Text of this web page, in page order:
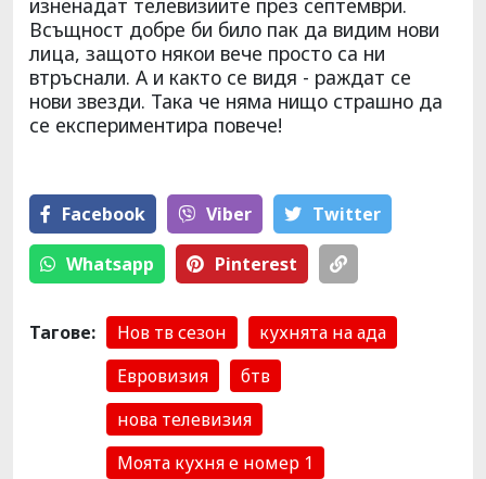
Всъщност добре би било пак да видим нови
лица, защото някои вече просто са ни
втръснали. А и както се видя - раждат се
нови звезди. Така че няма нищо страшно да
се експериментира повече!
Facebook Viber Тwitter
Whatsapp Pinterest
Тагове: Нов тв сезон
кухнята на ада
Евровизия
бтв
нова телевизия
Моята кухня е номер 1